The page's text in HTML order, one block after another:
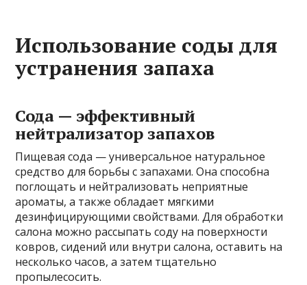
Использование соды для
устранения запаха
Сода — эффективный
нейтрализатор запахов
Пищевая сода — универсальное натуральное
средство для борьбы с запахами. Она способна
поглощать и нейтрализовать неприятные
ароматы, а также обладает мягкими
дезинфицирующими свойствами. Для обработки
салона можно рассыпать соду на поверхности
ковров, сидений или внутри салона, оставить на
несколько часов, а затем тщательно
пропылесосить.